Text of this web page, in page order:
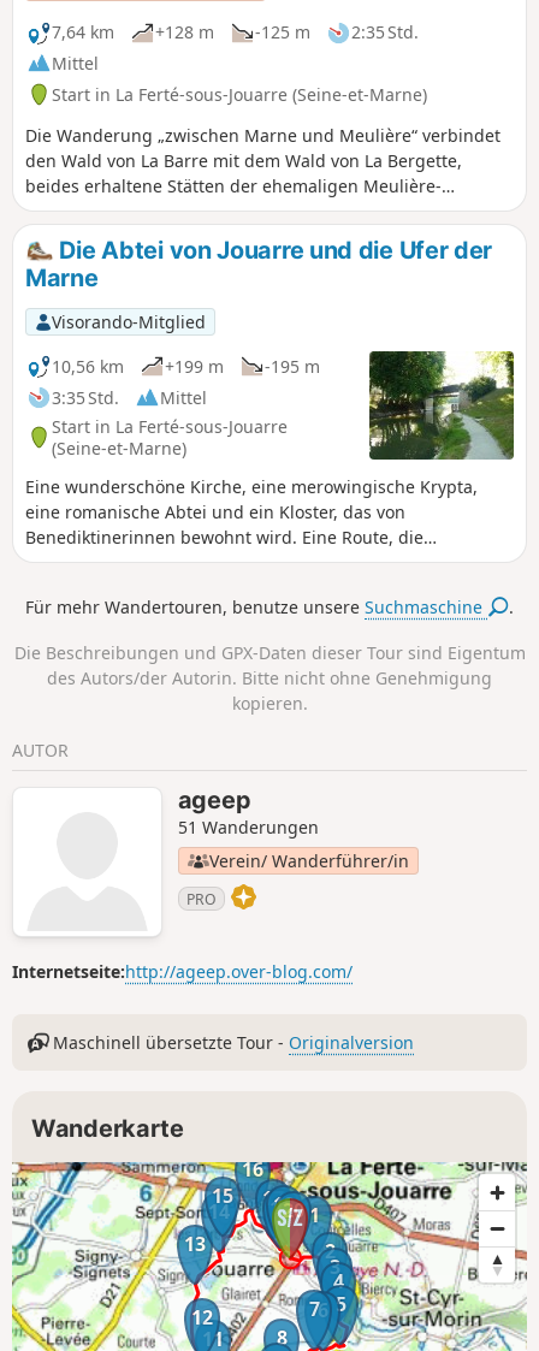
7,64 km
+128 m -125 m
2:35 Std.
Mittel
Start in La Ferté-sous-Jouarre (Seine-et-Marne)
Die Wanderung „zwischen Marne und Meulière“ verbindet
den Wald von La Barre mit dem Wald von La Bergette,
beides erhaltene Stätten der ehemaligen Meulière-
Steinbrüche, die den Reichtum von La Ferté-sous-Jouarre
begründeten.
Die Abtei von Jouarre und die Ufer der
Marne
Visorando-Mitglied
10,56 km
+199 m
-195 m
3:35 Std.
Mittel
Start in La Ferté-sous-Jouarre
(Seine-et-Marne)
Eine wunderschöne Kirche, eine merowingische Krypta,
eine romanische Abtei und ein Kloster, das von
Benediktinerinnen bewohnt wird. Eine Route, die
niemanden unberührt lässt. Genießen Sie einige schöne
Für mehr Wandertouren, benutze unsereSuchmaschine .
Die Beschreibungen und GPX-Daten dieser Tour sind Eigentum
des Autors/der Autorin. Bitte nicht ohne Genehmigung
kopieren.
AUTOR
ageep
51 Wanderungen
Verein/ Wanderführer/in
PRO
Internetseite:http://ageep.over-blog.com/
Maschinell übersetzte Tour - Originalversion
Wanderkarte
1
2
3
4
5
6
7
8
11
12
13
14
15
16
17
18
1920